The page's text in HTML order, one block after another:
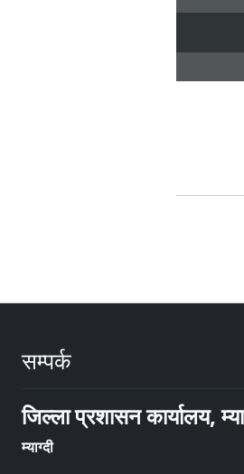
सम्पर्क
जिल्ला प्रशासन कार्यालय,
म्याग्दी